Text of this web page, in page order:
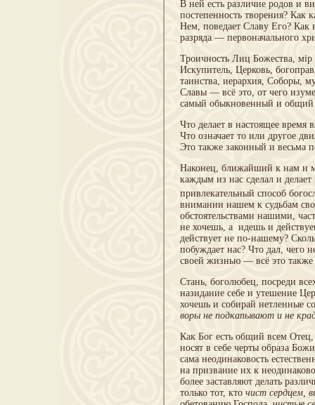
В ней есть различие родов и
постепенность творения? Как
Нем, поведает Славу Его? Как
разряда — первоначального
Троичность Лиц Божества, мip
Искупитель, Церковь,
таинства, иерархия, Собо­ры,
Славы — всё это, от чего
самый обыкновенный и общий
Что делает в настоящее
Что озна­чает то или другое
Это также законный и весьма
Наконец, ближайший к нам и
каждым из нас сделал и
привлекательный способ
внимании нашем к судьбам
обстоятельствами нашими,
не хочешь, а идешь и
действует не по-нашему?
побуждает нас? Что дал, чего
своей жизнью — всё это
Стань, боголюбец, посреди
назидание себе и утешение
хочешь и собирай нетленные
воры не подкапывают и не
Как Бог есть общий всем
носят в себе черты образа
сама неодинаковость
на призвание их к
более заставляют делать
только тот, кто чист сердцем,